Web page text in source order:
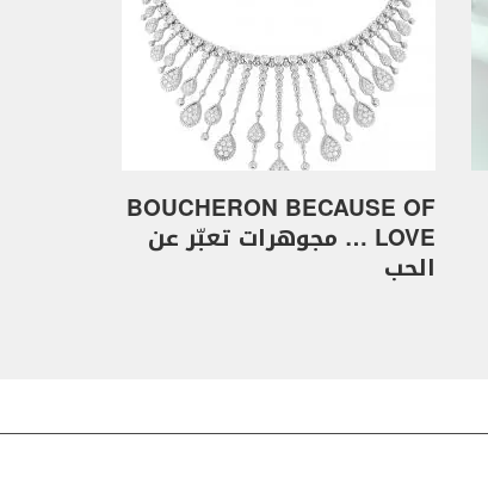
BOUCHERON BECAUSE OF
LOVE … مجوهرات تعبّر عن
الحب